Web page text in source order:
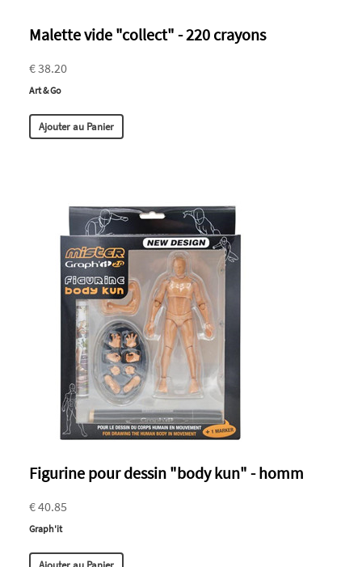
Malette vide "collect" - 220 crayons
€ 38.20
Art & Go
Ajouter au Panier
Figurine pour dessin "body kun" - homm
€ 40.85
Graph'it